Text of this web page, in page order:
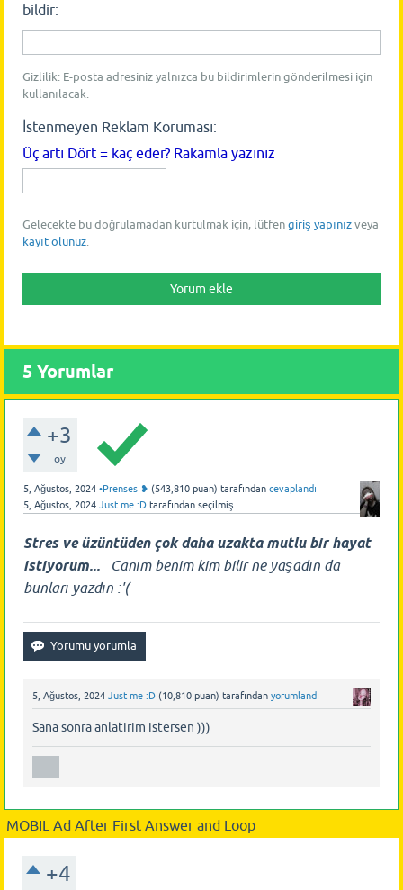
bildir:
Gizlilik: E-posta adresiniz yalnızca bu bildirimlerin gönderilmesi için
kullanılacak.
İstenmeyen Reklam Koruması:
Üç artı Dört = kaç eder? Rakamla yazınız
Gelecekte bu doğrulamadan kurtulmak için, lütfen giriş yapınız veya
kayıt olunuz.
5 Yorumlar
+3
oy
5, Ağustos, 2024 •Prenses ❥ (543,810 puan) tarafından cevaplandı
5, Ağustos, 2024 Just me :D tarafından seçilmiş
Stres ve üzüntüden çok daha uzakta mutlu bir hayat
istiyorum...
Canım benim kim bilir ne yaşadın da
bunları yazdın :'(
5, Ağustos, 2024 Just me :D (10,810 puan) tarafından yorumlandı
Sana sonra anlatirim istersen )))
MOBIL Ad After First Answer and Loop
+4